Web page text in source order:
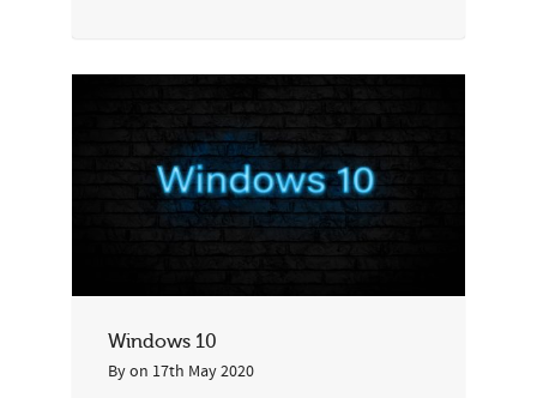
Windows 10
Byon 17th May 2020